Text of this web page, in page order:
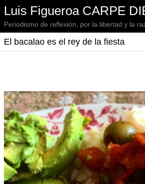
Luis Figueroa CARPE
Periodismo de reflexión, por la libertad y la
El bacalao es el rey de la fiesta